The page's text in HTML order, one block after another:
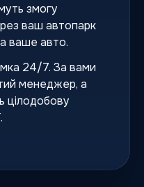
змогу
ваш автопарк
ваше авто.
24/7. За вами
менеджер, а
цілодобову